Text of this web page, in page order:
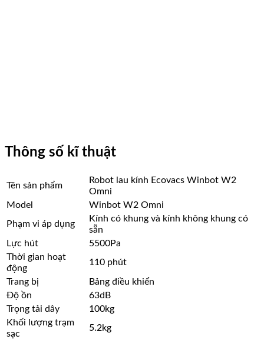
Thông số kĩ thuật
Tên sản phẩm
Robot lau kính Ecovacs Winbot W2
Omni
Model
Winbot W2 Omni
Phạm vi áp dụng
Kính có khung và kính không khung có
sẵn
Lực hút
5500Pa
Thời gian hoạt
động
110 phút
Trang bị
Bảng điều khiển
Độ ồn
63dB
Trọng tải dây
100kg
Khối lượng trạm
sạc
5.2kg